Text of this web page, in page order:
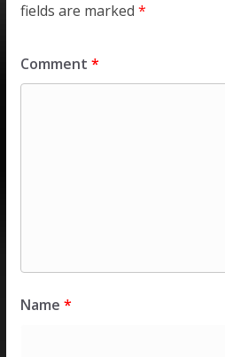
fields are marked *
Comment *
Name *